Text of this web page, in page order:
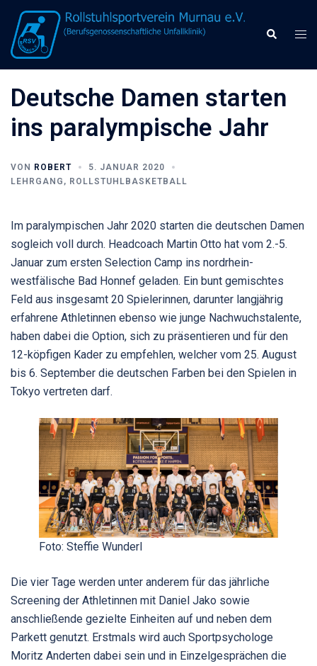
Inhalt
springen
Suche
Deutsche Damen starten
ins paralympische Jahr
VON ROBERT
5. JANUAR 2020
LEHRGANG , ROLLSTUHLBASKETBALL
Im paralympischen Jahr 2020 starten die deutschen Damen
sogleich voll durch. Headcoach Martin Otto hat vom 2.-5.
Januar zum ersten Selection Camp ins nordrhein-
westfälische Bad Honnef geladen. Ein bunt gemischtes
Feld aus insgesamt 20 Spielerinnen, darunter langjährig
erfahrene Athletinnen ebenso wie junge Nachwuchstalente,
haben dabei die Option, sich zu präsentieren und für den
12-köpfigen Kader zu empfehlen, welcher vom 25. August
bis 6. September die deutschen Farben bei den Spielen in
Tokyo vertreten darf.
Foto: Steffie Wunderl
Die vier Tage werden unter anderem für das jährliche
Screening der Athletinnen mit Daniel Jako sowie
anschließende gezielte Einheiten auf und neben dem
Parkett genutzt. Erstmals wird auch Sportpsychologe
Moritz Anderten dabei sein und in Einzelgesprächen die